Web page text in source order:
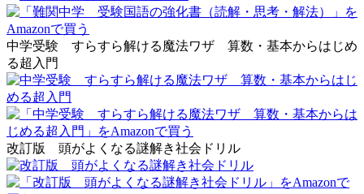
中学受験 すらすら解ける魔法ワザ 算数・基本からはじめ
る超入門
改訂版 頭がよくなる謎解き社会ドリル